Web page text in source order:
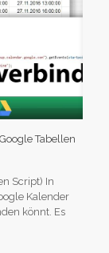
Tabellen
Script) In
Kalender
könnt. Es